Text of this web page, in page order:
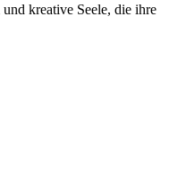
kreative Seele, die ihre